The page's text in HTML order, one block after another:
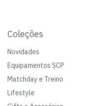
Coleções
Novidades
Equipamentos SCP
Matchday e Treino
Lifestyle